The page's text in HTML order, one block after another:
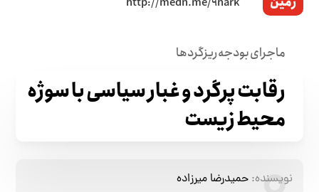
ماجرای بودجه ریزگردها
رقابت پرگرد و غبار سیاسی با سوژه
محیط زیست
نویسنده: حمیدرضا میرزاده